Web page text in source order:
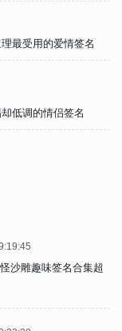
最受用的爱情签名
低调的情侣签名
沙雕趣味签名合集超